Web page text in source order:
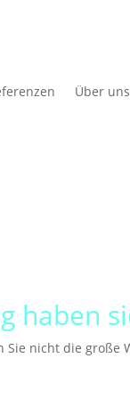
Über uns
haben
nicht die große